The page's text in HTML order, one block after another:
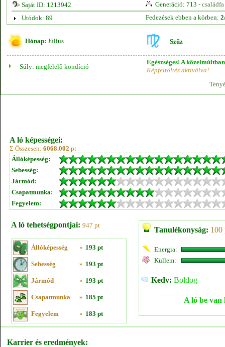
Saját ID: 1213942
Generáció: 713 - családfa
Utódok: 89
Fedezések ebben a körben:
Hónap: Július Szűz
Súly: megfelelő kondíció
Egészséges! A
Képfeltöltés aktiválva!
A ló képességei:
Σ Összesen: 6068.002 pt
Állóképesség:
Sebesség:
Jármód:
Csapatmunka:
Fegyelem:
A ló tehetségpontjai: 947 pt
Állóképesség » 193 pt
Sebesség » 193 pt
Jármód » 193 pt
Csapatmunka » 185 pt
Fegyelem » 183 pt
Tanulékonyság: 100
Energia:
Küllem:
Kedv: Boldog
A ló be van
Karrier és eredmények: